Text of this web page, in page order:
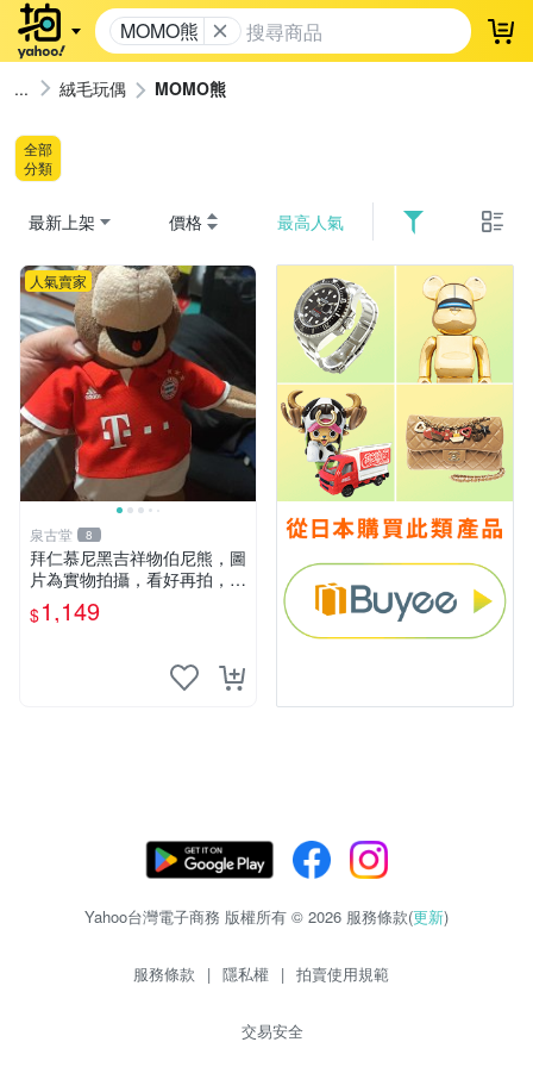
MOMO熊 登
絨毛玩偶 MOMO熊
全部
分類
最新上架 價格 最高人氣
人氣賣家
泉古堂 8
拜仁慕尼黑吉祥物伯尼熊，圖
片為實物拍攝，看好再拍，不
退不換-187978
$1,149
Yahoo台灣電子商務 版權所有 © 2026 服務條款(更新)
服務條款 | 隱私權 | 拍賣使用規範
交易安全